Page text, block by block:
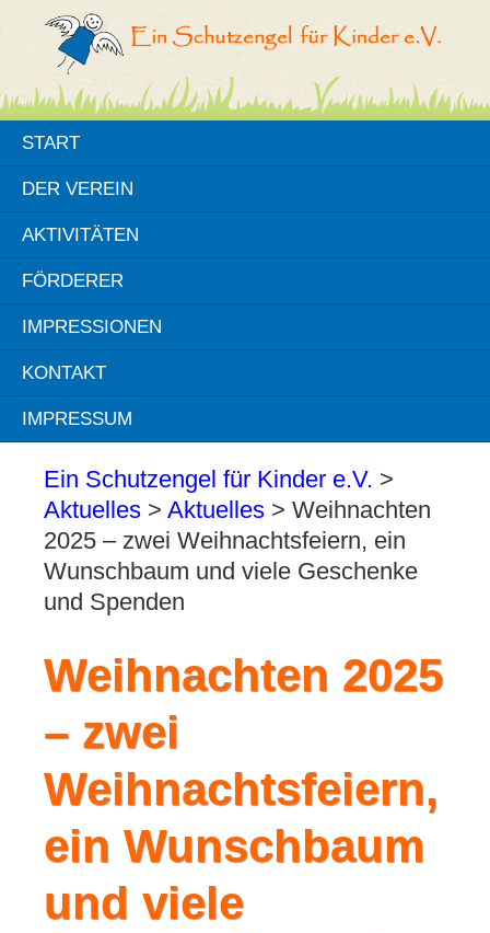
START
DER VEREIN
AKTIVITÄTEN
FÖRDERER
IMPRESSIONEN
KONTAKT
IMPRESSUM
Ein Schutzengel für Kinder e.V. >
Aktuelles > Aktuelles > Weihnachten
2025 – zwei Weihnachtsfeiern, ein
Wunschbaum und viele Geschenke
und Spenden
Weihnachten 2025
– zwei
Weihnachtsfeiern,
ein Wunschbaum
und viele